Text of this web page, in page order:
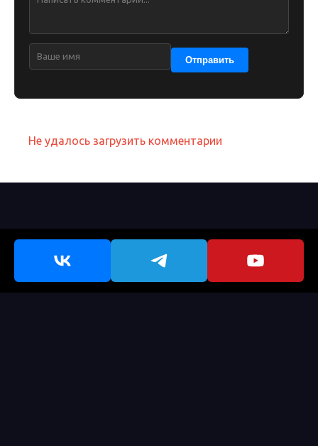
Отправить
Не удалось загрузить комментарии